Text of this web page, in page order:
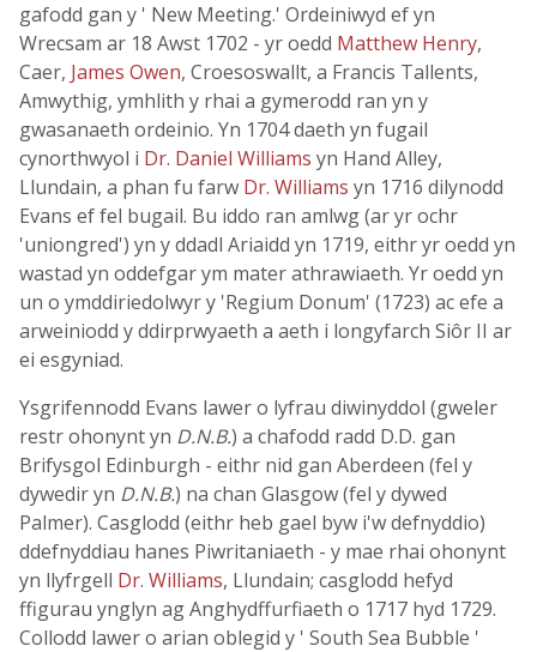
gafodd gan y ' New Meeting.' Ordeiniwyd ef yn
Wrecsam ar 18 Awst 1702 - yr oedd Matthew Henry,
Caer, James Owen, Croesoswallt, a Francis Tallents,
Amwythig, ymhlith y rhai a gymerodd ran yn y
gwasanaeth ordeinio. Yn 1704 daeth yn fugail
cynorthwyol i Dr. Daniel Williams yn Hand Alley,
Llundain, a phan fu farw Dr. Williams yn 1716 dilynodd
Evans ef fel bugail. Bu iddo ran amlwg (ar yr ochr
'uniongred') yn y ddadl Ariaidd yn 1719, eithr yr oedd yn
wastad yn oddefgar ym mater athrawiaeth. Yr oedd yn
un o ymddiriedolwyr y 'Regium Donum' (1723) ac efe a
arweiniodd y ddirprwyaeth a aeth i longyfarch Siôr II ar
ei esgyniad.
Ysgrifennodd Evans lawer o lyfrau diwinyddol (gweler
restr ohonynt yn D.N.B.) a chafodd radd D.D. gan
Brifysgol Edinburgh - eithr nid gan Aberdeen (fel y
dywedir yn D.N.B.) na chan Glasgow (fel y dywed
Palmer). Casglodd (eithr heb gael byw i'w defnyddio)
ddefnyddiau hanes Piwritaniaeth - y mae rhai ohonynt
yn llyfrgell Dr. Williams, Llundain; casglodd hefyd
ffigurau ynglyn ag Anghydffurfiaeth o 1717 hyd 1729.
Collodd lawer o arian oblegid y ' South Sea Bubble '